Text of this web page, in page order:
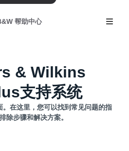
帮助中心
& Wilkins
支持系统
在这里，您可以找到常见问题的指
除步骤和解决方案。